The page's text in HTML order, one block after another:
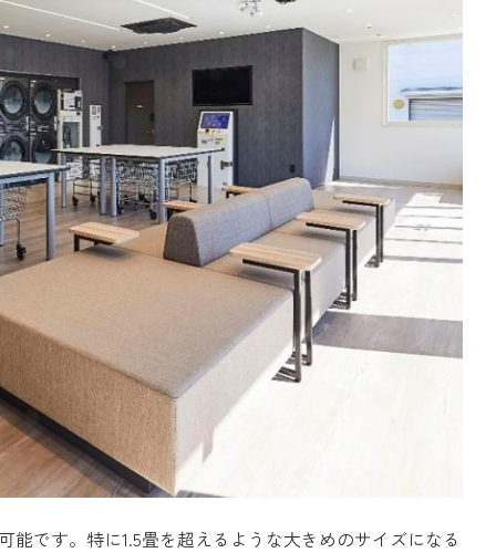
です。特に1.5畳を超えるような大きめのサイズになる